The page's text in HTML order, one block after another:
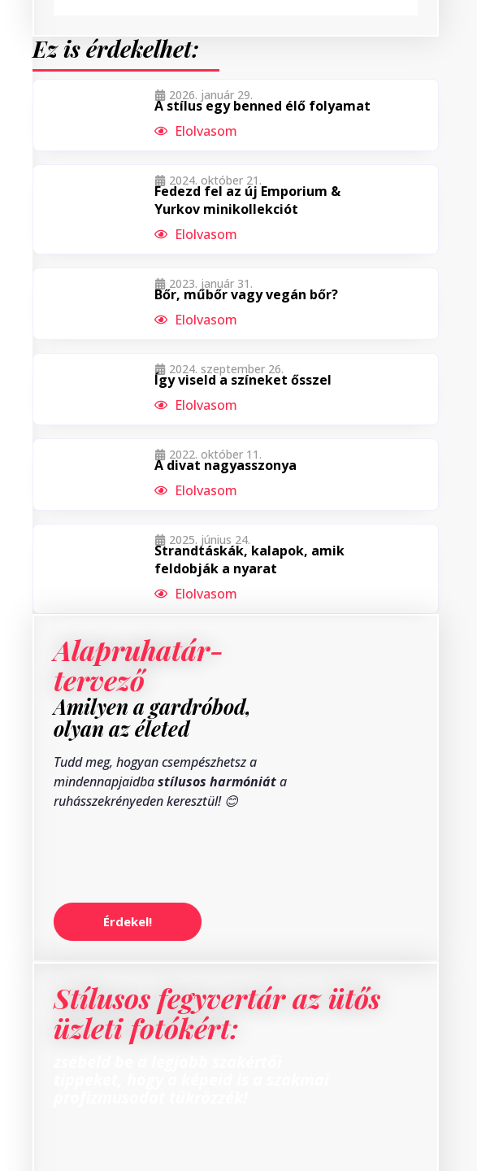
Ez is érdekelhet:
2026. január 29.
A stílus egy benned élő folyamat
Elolvasom
2024. október 21.
Fedezd fel az új Emporium &
Yurkov minikollekciót
Elolvasom
2023. január 31.
Bőr, műbőr vagy vegán bőr?
Elolvasom
2024. szeptember 26.
Így viseld a színeket ősszel
Elolvasom
2022. október 11.
A divat nagyasszonya
Elolvasom
2025. június 24.
Strandtáskák, kalapok, amik
feldobják a nyarat
Elolvasom
Alapruhatár-
tervező
Amilyen a gardróbod,
olyan az életed
Tudd meg, hogyan csempészhetsz a
mindennapjaidbastílusos harmóniáta
ruhásszekrényeden keresztül! 😊
Érdekel!
Stílusos fegyvertár az ütős
üzleti fotókért: